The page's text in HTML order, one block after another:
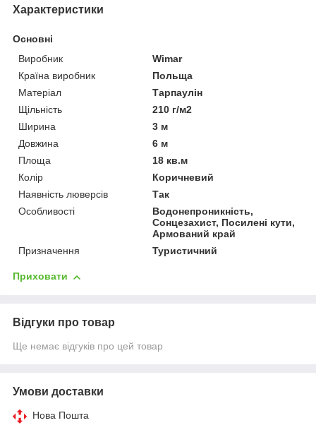
Характеристики
Основні
Виробник
Wimar
Країна виробник
Польща
Матеріал
Тарпаулін
Щільність
210 г/м2
Ширина
3 м
Довжина
6 м
Площа
18 кв.м
Колір
Коричневий
Наявність люверсів
Так
Особливості
Водонепроникність,
Сонцезахист, Посилені кути,
Армований край
Призначення
Туристичний
Приховати
Відгуки про товар
Ще немає відгуків про цей товар
Умови доставки
Нова Пошта